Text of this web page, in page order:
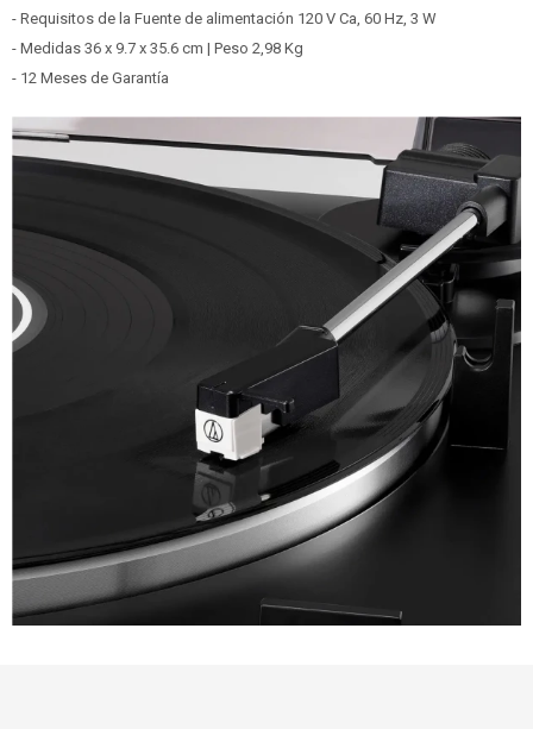
- Requisitos de la Fuente de alimentación 120 V Ca, 60 Hz, 3 W
- Medidas 36 x 9.7 x 35.6 cm | Peso 2,98 Kg
- 12 Meses de Garantía